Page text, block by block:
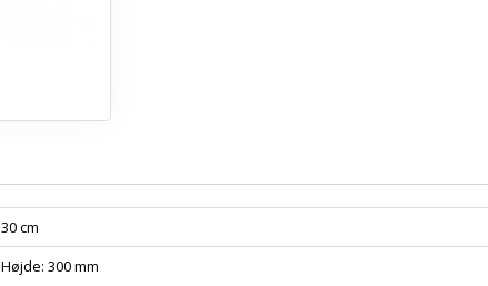
30 cm
Højde: 300 mm